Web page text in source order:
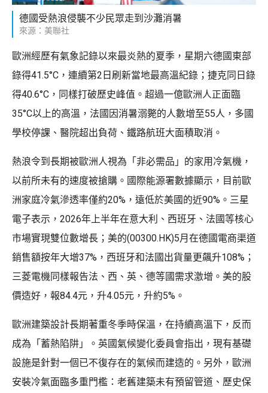
德國受熱浪侵襲不少民眾走到沙灘消暑
來源：美聯社
歐洲經歷有氣象記錄以來最炎熱的夏季，星期六德國東部
錄得41.5°C，連續第2日刷新當地最高溫紀錄；捷克同日錄
得40.6°C，同樣打破歷史峰值。超過一億歐洲人正面臨
35°C以上的高溫，法國因消暑溺斃的人數增至55人，多國
學校停課、醫院超出負荷、鐵路航班大面積取消。
熱浪令到長期被歐洲人視為「非必需品」的家用冷氣機，
以前所未有的速度被搶購。國際能源署數據顯示，目前歐
洲家庭冷氣滲透率僅約20%，遠低於美國的近90%。三星
電子表示，2026年上半年在意大利、西班牙、法國等核心
市場實現雙位數增長；美的(00300.HK)5月在德國電商渠道
銷售額按年大增37%，西班牙和法國出貨量更飆升108%；
三菱電機同樣報告法、西、英、德等國需求激增。美的股
價造好，報84.4元，升4.05元，升約5%。
歐洲建築設計長期著重冬季時保溫，在持續高溫下，反而
成為「蓄熱陷阱」。英國氣候變化委員會指出，現有基礎
設施是針對一個已不復存在的氣候而建造的。另外，歐洲
安裝冷氣面臨多重門檻：老舊建築未有預留管道、歷史保